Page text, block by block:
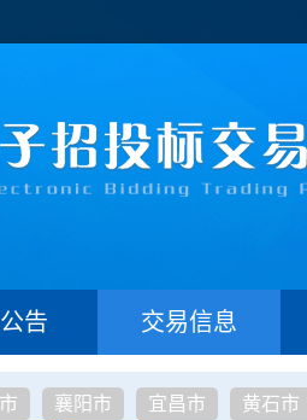
告 交易信息
襄阳市 宜昌市
黄石市